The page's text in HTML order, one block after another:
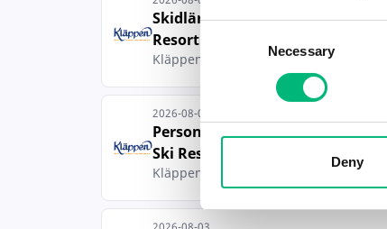
Necessary
Deny
Skidlärare, Kläppen Ski
Resort
Kläppen Ski Resort AB
2026-08-03
Personal testcenter Kläppen
Ski Resort
Kläppen Ski Resort AB